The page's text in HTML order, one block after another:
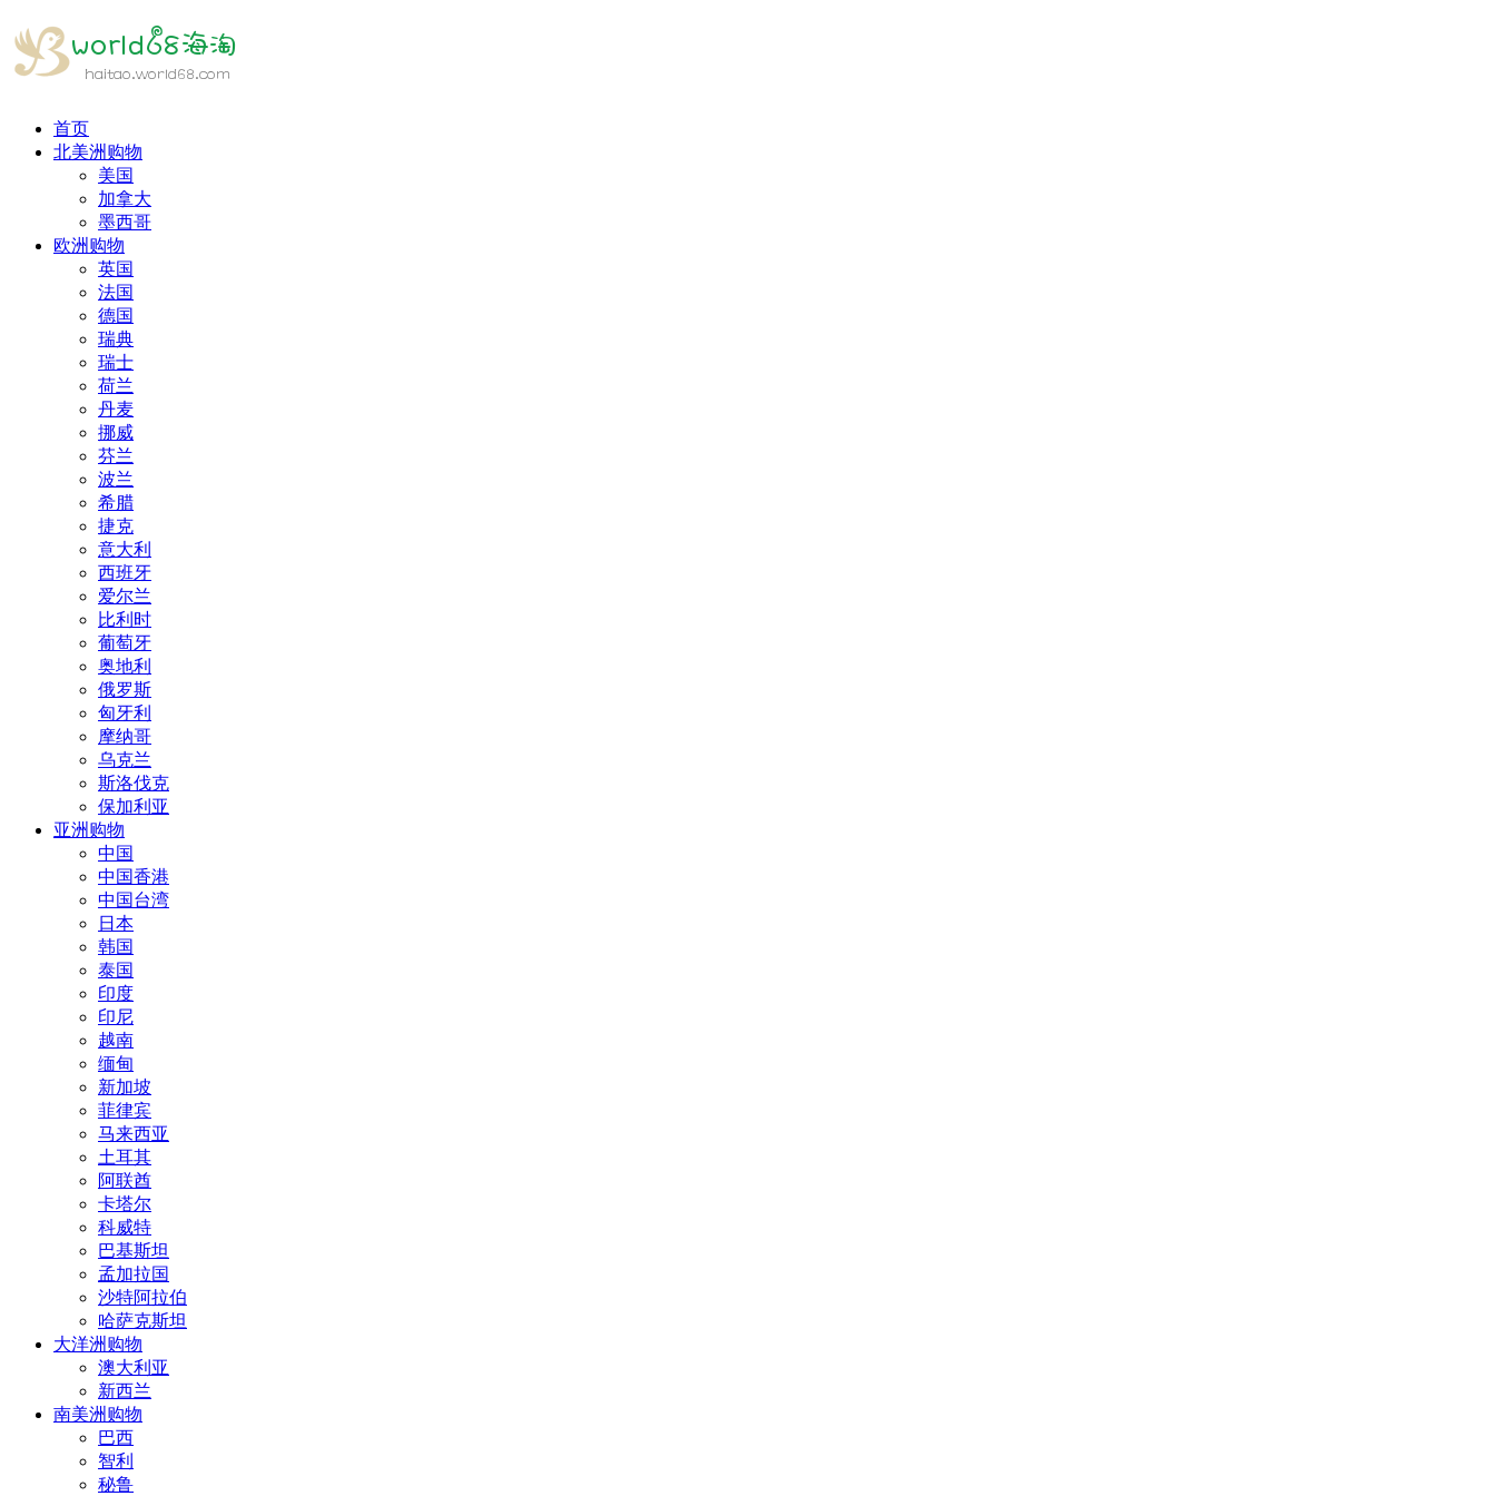
首页
北美洲购物
美国
加拿大
墨西哥
欧洲购物
英国
法国
德国
瑞典
瑞士
荷兰
丹麦
挪威
芬兰
波兰
希腊
捷克
意大利
西班牙
爱尔兰
比利时
葡萄牙
奥地利
俄罗斯
匈牙利
摩纳哥
乌克兰
斯洛伐克
保加利亚
亚洲购物
中国
中国香港
中国台湾
日本
韩国
泰国
印度
印尼
越南
缅甸
新加坡
菲律宾
马来西亚
土耳其
阿联酋
卡塔尔
科威特
巴基斯坦
孟加拉国
沙特阿拉伯
哈萨克斯坦
大洋洲购物
澳大利亚
新西兰
南美洲购物
巴西
智利
秘鲁